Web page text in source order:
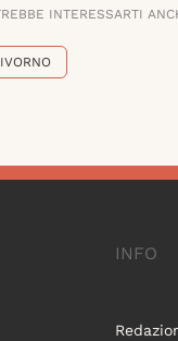
INTERESSARTI
INFO